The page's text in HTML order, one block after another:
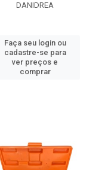
DANIDREA
Faça seu login ou
cadastre-se para
ver preços e
comprar